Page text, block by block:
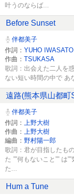
叶うのならば...
Before Sunset
伴都美子
作詞： YUHO IWASATO
作曲： TSUKASA
歌詞：出会えた二人を
ない短い時間の中で あ
遠路(熊本県山都
伴都美子
作詞：
上野大樹
作曲：
上野大樹
編曲： 野村陽一郎
歌詞：君が目指したも
た ””何もないこと”” は
た...
Hum a Tune